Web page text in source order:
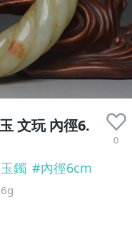
文玩 內徑6.
0
鐲 #內徑6cm